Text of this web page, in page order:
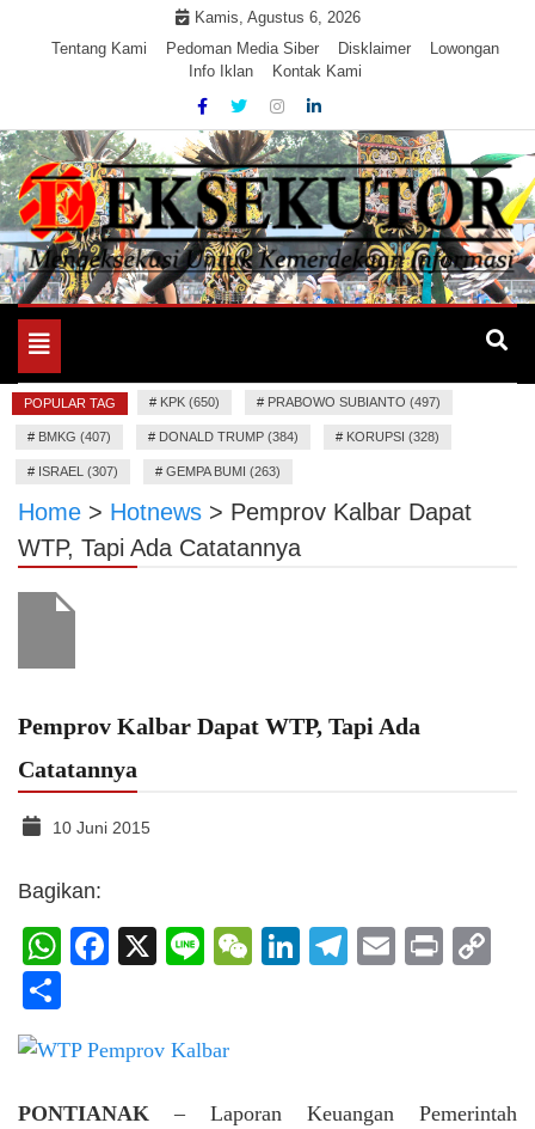
Kamis, Agustus 6, 2026
Tentang Kami
Pedoman Media Siber Disklaimer
Lowongan
Info Iklan
Kontak Kami
EKSEKUTOR
Mengeksekusi Berita Untuk Kemerdekaan dan Keadilan
Toggle
navigation
POPULAR TAG # KPK (650) # PRABOWO SUBIANTO (497)
# BMKG (407) # DONALD TRUMP (384) # KORUPSI (328)
# ISRAEL (307) # GEMPA BUMI (263)
Home > Hotnews > Pemprov Kalbar Dapat
WTP, Tapi Ada Catatannya
Pemprov Kalbar Dapat WTP, Tapi Ada
Catatannya
10 Juni 2015
Bagikan:
WhatsApp
Facebook
X LineWeChat
LinkedIn
Telegram
Email
Print
PONTIANAK – Laporan Keuangan Pemerintah